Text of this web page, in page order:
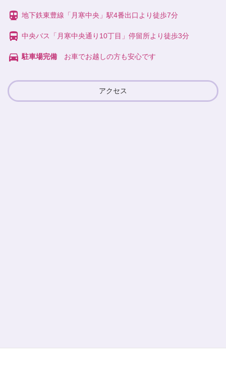
directions_subway 地下鉄東豊線「月寒中央」駅4番出口より徒歩7分
directions_bus 中央バス「月寒中央通り10丁目」停留所より徒歩3分
directions_car 駐車場完備 お車でお越しの方も安心です
アクセス